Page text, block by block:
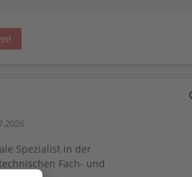
Spezialist in der
Fach- und